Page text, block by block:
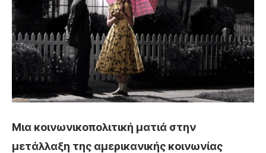
Μια κοινωνικοπολιτική ματιά στην
μετάλλαξη της αμερικανικής κοινωνίας